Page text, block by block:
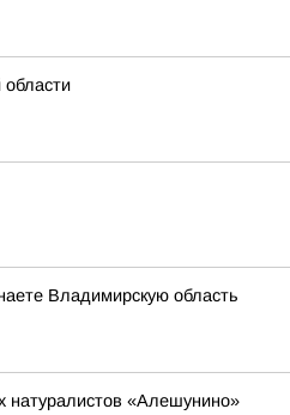
Владимирскую область
натуралистов «Алешунино»